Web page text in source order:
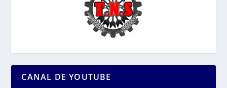
CANAL DE YOUTUBE